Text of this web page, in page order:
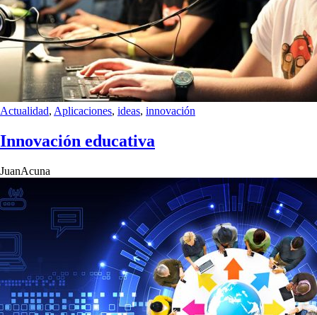
Actualidad, Aplicaciones, ideas, innovación
Innovación educativa
JuanAcuna